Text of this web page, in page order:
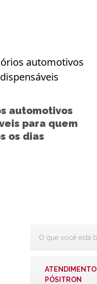
automotivos
para quem
os dias
ATENDIMENTO
PÓSITRON